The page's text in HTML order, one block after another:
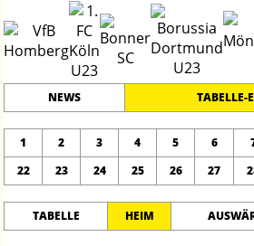
NEWS TABELLE-
1 2 3 4 5 6
22
23 24 25 26 27
TABELLE HEIM